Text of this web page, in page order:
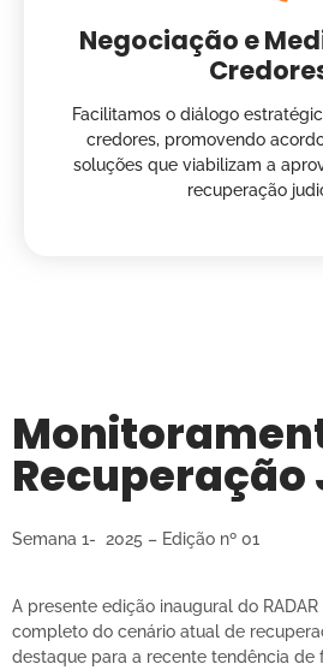
Negociação e
Facilitamos o diálogo
credores, promovendo
soluções que viabilizam a
recuperação
Semana 1- 2025 – Edição nº 01
A presente edição inaugural do
completo do cenário atual de
destaque para a recente tendência de